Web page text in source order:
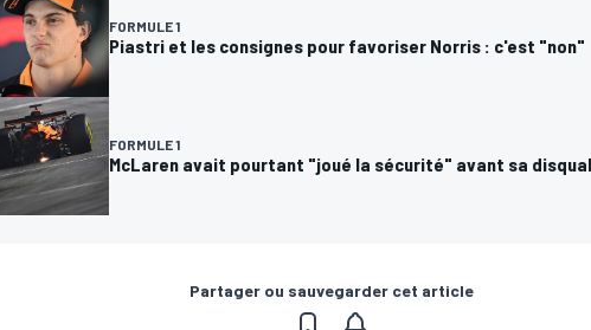
FORMULE 1
Piastri et les consignes pour favoriser Norris : c'est "non"
FORMULE 1
McLaren avait pourtant "joué la sécurité" avant sa
Partager ou sauvegarder cet article